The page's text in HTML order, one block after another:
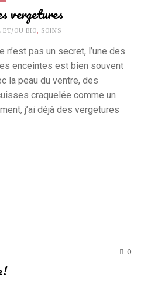
vergetures
ET/OU BIO, SOINS
n’est pas un secret, l’une des
enceintes est bien souvent
la peau du ventre, des
craquelée comme un
j’ai déjà des vergetures
0